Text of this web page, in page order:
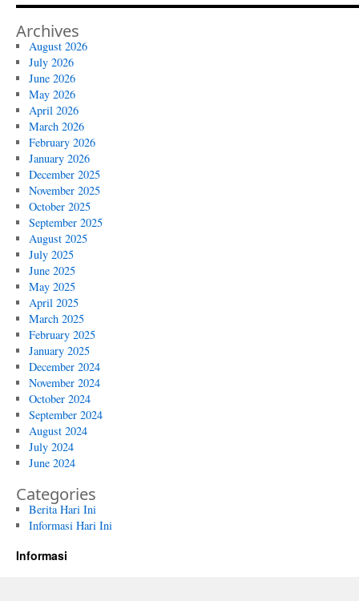
Archives
August 2026
July 2026
June 2026
May 2026
April 2026
March 2026
February 2026
January 2026
December 2025
November 2025
October 2025
September 2025
August 2025
July 2025
June 2025
May 2025
April 2025
March 2025
February 2025
January 2025
December 2024
November 2024
October 2024
September 2024
August 2024
July 2024
June 2024
Categories
Berita Hari Ini
Informasi Hari Ini
Informasi